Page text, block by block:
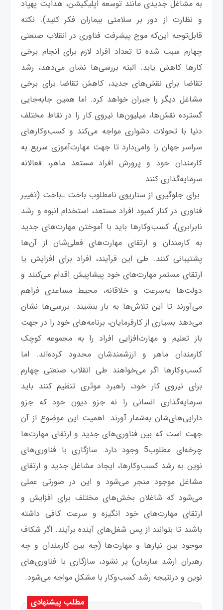
به مشاغل جدیدی مانند توسعه اپلیکیشن، هدایت پهپاد
و نظارت از دور بر سلامتی بیماران فکر کنید). نکته
قابل‌توجه این‌که موج پیشرفت فناوری در انقلاب صنعتی
چهارم سبب شده تا تعداد افراد لازم برای انجام برخی
کارها کاهش یابد. البته بررسی‌ها نشان می‌دهد، رشد
تقاضا برای نقش‌های جدید، کاهش تقاضا برای برخی
مشاغل دیگر را جبران خواهد کرد. اما همین جابه‌جایی
گسترده نقش‌ها، میلیون‌ها نیروی کار را در نقاط مختلف
دنیا با تحولات دشواری مواجه می‌کند و کسب‌وکارهای
سراسر جهان را وامی‌دارد تا جهت مهارت‌آموزی سریع به
کارمندان خود و پرورش افراد مستعد ماهر، فعالانه
سرمایه‌گذاری کنند.
برای جلوگیری از سناریوی نامطلوب باخت‌‌‌ ـ‌باخت (تغییر
فناوری‌ در کنار کمبود‌ افراد مستعد، استخدام انبوه و رشد
نابرابری)، کسب‌وکارها باید با آموختن مهارت‌های جدید
به کارمندان و ارتقای مهارت‌های فعلی‌شان از آن‌ها
پشتیبانی کنند. طی این فرآیند، افراد برای افزایش یا
ارتقای مستمر مهارت‌های خود پیشاپیش اقدام می‌کنند و
دولت‌ها به‌سرعت و خلاقانه، محیط مساعدی فراهم
می‌آورند تا این تلاش‌ها به بار بنشیند. بررسی‌ها نشان
می‌دهد بسیاری از کارفرمایان، برنامه‌های خود را در جهت
باز تعلیم‌ و مهارت‌افزایی‌ افراد را به مجموعه کوچک
کارمندان ماهر و ارزشمندشان محدود کرده‌اند. اما
کسب‌وکارها اگر می‌خواهند طی انقلاب صنعتی چهارم
برای نیروی کار خود، راهبرد موثری تنظیم کنند باید
سرمایه‌گذاری انسانی را نه جزو دیون خود که جزو
دارایی‌های‌شان به‌شمار آورند. اهمیت این موضوع از آن
جهت است که بین فناوری‌های جدید و ارتقای مهارت‌ها
چرخه‌ای مطلوب5 وجود دارد. سازگاری با فناوری‌های
نوین به رشد کسب‌وکارها، ایجاد مشاغل جدید و ارتقای
مشاغل موجود منجر می‌شود و این در صورتی عملی
می‌شود که شاغلان بخش‌های مختلف برای افزایش و
ارتقای مهارت‌های خود انگیزه و سرعت کافی داشته
باشند تا بتوانند از پس شغل‌های آینده برآیند. اگر شکاف
موجود بین نیازها و مهارت‌ها (چه بین کارمندان و چه
رهبران ارشد سازمان) پر نشود، سازگاری با فناوری‌های
نوین و درنتیجه رشد کسب‌وکار با مشکل مواجه می‌شود.
مطلب پیشنهادی